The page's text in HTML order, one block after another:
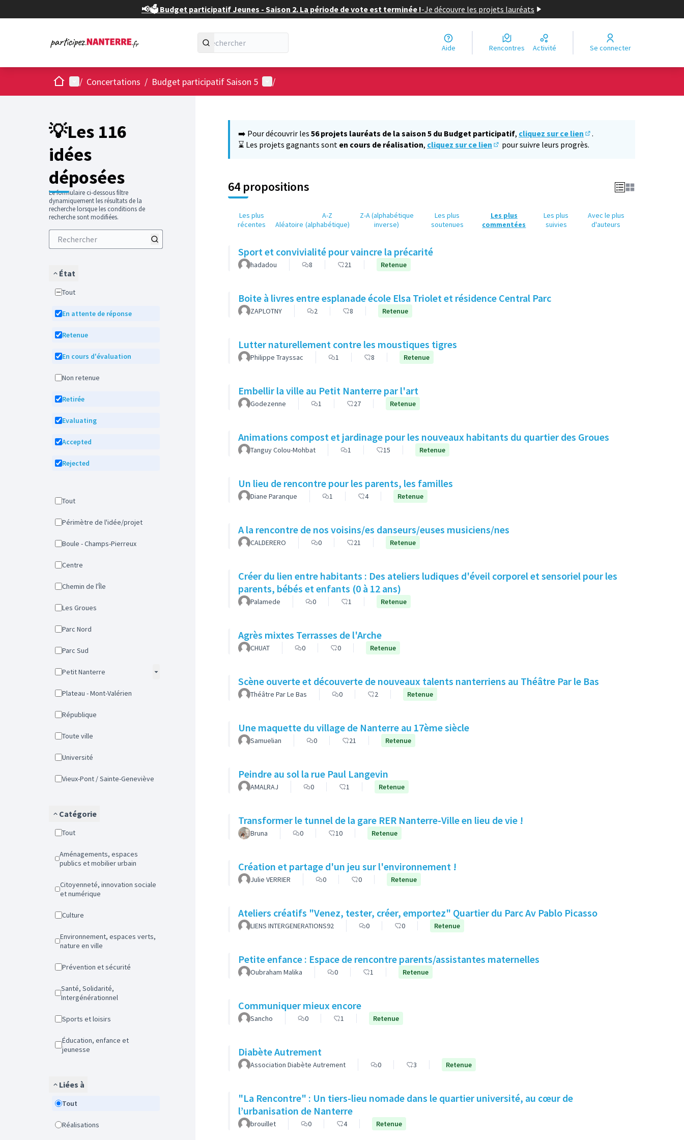
📢🗳️ Budget participatif Jeunes - Saison 2. La période de vote est terminée !-Je découvre les projets lauréats
Aide Rencontres Activité Se connecter
AccueilMenu principal
/ Concertations / Budget participatif Saison 5 Menu utilisateur
/
💡Les 116
idées
déposées
Le formulaire ci-dessous filtre
dynamiquement les résultats de la
recherche lorsque les conditions de
recherche sont modifiées.
État
Tout
En attente de réponse
Retenue
En cours d'évaluation
Non retenue
Retirée
Evaluating
Accepted
Rejected
Tout
Périmètre de l'idée/projet
Boule - Champs-Pierreux
Centre
Chemin de l'Île
Les Groues
Parc Nord
Parc Sud
Petit Nanterre
Plateau - Mont-Valérien
République
Toute ville
Université
Vieux-Pont / Sainte-Geneviève
Catégorie
Tout
Aménagements, espaces
publics et mobilier urbain
Citoyenneté, innovation sociale
et numérique
Culture
Environnement, espaces verts,
nature en ville
Prévention et sécurité
Santé, Solidarité,
Intergénérationnel
Sports et loisirs
Éducation, enfance et
jeunesse
Liées à
Tout
Réalisations
➡️ Pour découvrir les 56 projets lauréats de la saison 5 du Budget participatif, cliquez sur ce lien
(S'ouvre dans un nouvel
.
⌛ Les projets gagnants sont en cours de réalisation, cliquez sur ce lien
pour suivre leurs progrès.
64 propositions
Les plus
récentes
Aléatoire
A-Z
(alphabétique)
Z-A (alphabétique
inverse)
Les plus
soutenues
Les plus
commentées
Les plus
suivies
Avec le plus
d'auteurs
Sport et convivialité pour vaincre la précarité
hadadou 8 21 Retenue
Boite à livres entre esplanade école Elsa Triolet et résidence Central Parc
ZAPLOTNY 2 8 Retenue
Lutter naturellement contre les moustiques tigres
Philippe Trayssac 1 8 Retenue
Embellir la ville au Petit Nanterre par l'art
Godezenne 1 27 Retenue
Animations compost et jardinage pour les nouveaux habitants du quartier des Groues
Tanguy Colou-Mohbat 1 15 Retenue
Un lieu de rencontre pour les parents, les familles
Diane Paranque 1 4 Retenue
A la rencontre de nos voisins/es danseurs/euses musiciens/nes
CALDERERO 0 21 Retenue
Créer du lien entre habitants : Des ateliers ludiques d'éveil corporel et sensoriel pour les
parents, bébés et enfants (0 à 12 ans)
Palamede 0 1 Retenue
Agrès mixtes Terrasses de l'Arche
CHUAT 0 0 Retenue
Scène ouverte et découverte de nouveaux talents nanterriens au Théâtre Par le Bas
Théâtre Par Le Bas 0 2 Retenue
Une maquette du village de Nanterre au 17ème siècle
Samuelian 0 21 Retenue
Peindre au sol la rue Paul Langevin
AMALRAJ 0 1 Retenue
Transformer le tunnel de la gare RER Nanterre-Ville en lieu de vie !
Bruna 0 10 Retenue
Création et partage d'un jeu sur l'environnement !
Julie VERRIER 0 0 Retenue
Ateliers créatifs "Venez, tester, créer, emportez" Quartier du Parc Av Pablo Picasso
LIENS INTERGENERATIONS92 0 0 Retenue
Petite enfance : Espace de rencontre parents/assistantes maternelles
Oubraham Malika 0 1 Retenue
Communiquer mieux encore
Sancho 0 1 Retenue
Diabète Autrement
Association Diabète Autrement 0 3 Retenue
"La Rencontre" : Un tiers-lieu nomade dans le quartier université, au cœur de
l’urbanisation de Nanterre
brouillet 0 4 Retenue